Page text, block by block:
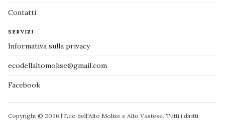
Contatti
SERVIZI
Informativa sulla privacy
ecodellaltomolise@gmail.com
Facebook
Copyright © 2026 l'Eco dell'Alto Molise e Alto Vastese. Tutti i diritti